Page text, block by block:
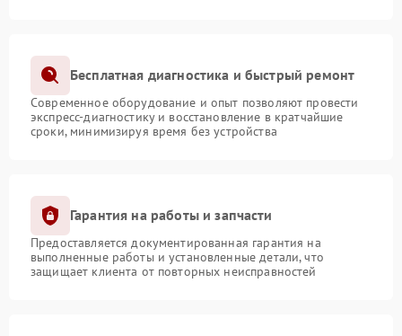
Бесплатная диагностика и быстрый ремонт
Современное оборудование и опыт позволяют провести
экспресс-диагностику и восстановление в кратчайшие
сроки, минимизируя время без устройства
Гарантия на работы и запчасти
Предоставляется документированная гарантия на
выполненные работы и установленные детали, что
защищает клиента от повторных неисправностей